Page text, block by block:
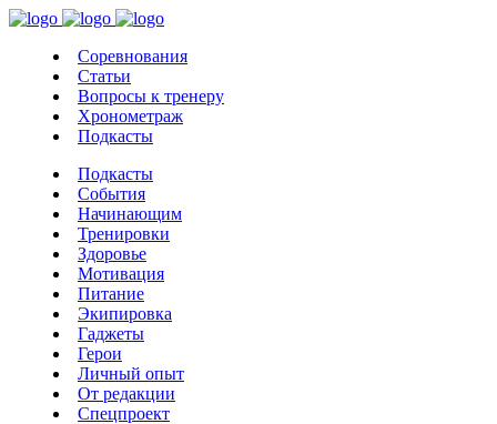
Соревнования
Статьи
Вопросы к тренеру
Хронометраж
Подкасты
Подкасты
События
Начинающим
Тренировки
Здоровье
Мотивация
Питание
Экипировка
Гаджеты
Герои
Личный опыт
От редакции
Спецпроект